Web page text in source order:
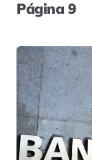
Página 9